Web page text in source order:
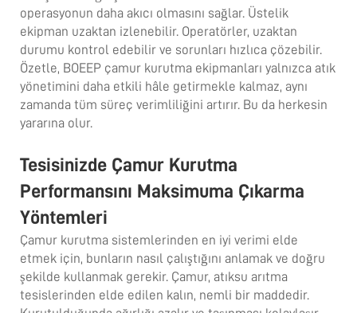
operasyonun daha akıcı olmasını sağlar. Üstelik
ekipman uzaktan izlenebilir. Operatörler, uzaktan
durumu kontrol edebilir ve sorunları hızlıca çözebilir.
Özetle, BOEEP çamur kurutma ekipmanları yalnızca atık
yönetimini daha etkili hâle getirmekle kalmaz, aynı
zamanda tüm süreç verimliliğini artırır. Bu da herkesin
yararına olur.
Tesisinizde Çamur Kurutma
Performansını Maksimuma Çıkarma
Yöntemleri
Çamur kurutma sistemlerinden en iyi verimi elde
etmek için, bunların nasıl çalıştığını anlamak ve doğru
şekilde kullanmak gerekir. Çamur, atıksu arıtma
tesislerinden elde edilen kalın, nemli bir maddedir.